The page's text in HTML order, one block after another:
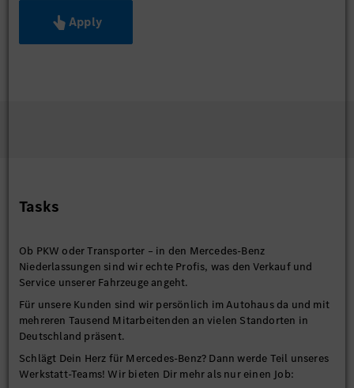
Apply
Tasks
Ob PKW oder Transporter – in den Mercedes-Benz
Niederlassungen sind wir echte Profis, was den Verkauf und
Service unserer Fahrzeuge angeht.
Für unsere Kunden sind wir persönlich im Autohaus da und mit
mehreren Tausend Mitarbeitenden an vielen Standorten in
Deutschland präsent.
Schlägt Dein Herz für Mercedes-Benz? Dann werde Teil unseres
Werkstatt-Teams! Wir bieten Dir mehr als nur einen Job: